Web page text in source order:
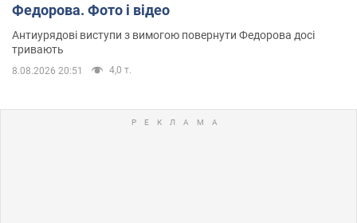
Федорова. Фото і відео
Антиурядові виступи з вимогою повернути Федорова досі
тривають
8.08.2026 20:51 4,0 т.